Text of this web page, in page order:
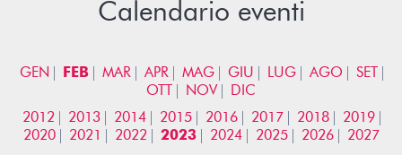
Calendario eventi
GEN FEB MAR APR MAG GIU LUG AGO
SET
OTT
NOV
DIC
2012
2013 2014 2015 2016 2017 2018
2019
2020
2021 2022 2023 2024 2025 2026 2027